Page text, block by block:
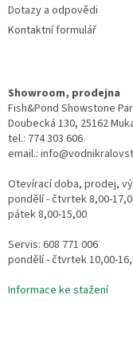
Dotazy a odpovědi
Kontaktní formulář
Showroom, prodejna
Fish&Pond Showstone
Doubecká 130, 25162
tel.: 774 303 606
email.:
Otevírací doba, prodej,
pondělí - čtvrtek 8,00-
pátek 8,00-15,00
Servis: 608 771 006
pondělí - čtvrtek 10,00-
Informace ke stažení